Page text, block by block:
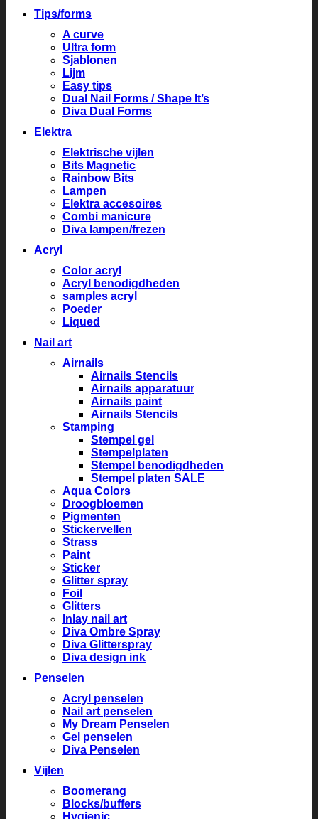
Tips/forms
A curve
Ultra form
Sjablonen
Lijm
Easy tips
Dual Nail Forms / Shape It’s
Diva Dual Forms
Elektra
Elektrische vijlen
Bits Magnetic
Rainbow Bits
Lampen
Elektra accesoires
Combi manicure
Diva lampen/frezen
Acryl
Color acryl
Acryl benodigdheden
samples acryl
Poeder
Liqued
Nail art
Airnails
Airnails Stencils
Airnails apparatuur
Airnails paint
Airnails Stencils
Stamping
Stempel gel
Stempelplaten
Stempel benodigdheden
Stempel platen SALE
Aqua Colors
Droogbloemen
Pigmenten
Stickervellen
Strass
Paint
Sticker
Glitter spray
Foil
Glitters
Inlay nail art
Diva Ombre Spray
Diva Glitterspray
Diva design ink
Penselen
Acryl penselen
Nail art penselen
My Dream Penselen
Gel penselen
Diva Penselen
Vijlen
Boomerang
Blocks/buffers
Hygienic